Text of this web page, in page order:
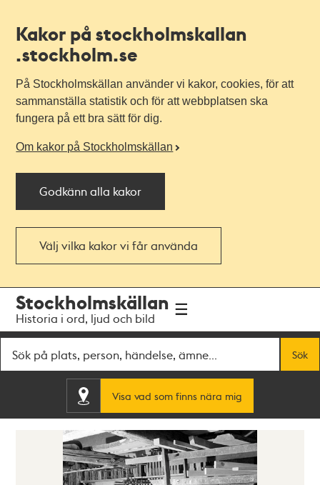
Kakor på stockholmskallan
.stockholm.se
På Stockholmskällan använder vi kakor, cookies, för att
sammanställa statistik och för att webbplatsen ska
fungera på ett bra sätt för dig.
Om kakor på Stockholmskällan
Godkänn alla kakor
Välj vilka kakor vi får använda
navigationen
huvudinnehållet
Stockholmskällan
Historia i ord, ljud och bild
Sök
Visa vad som finns nära mig